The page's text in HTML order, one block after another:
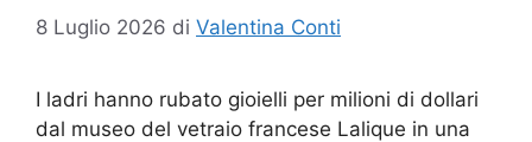
8 Luglio 2026 di Valentina Conti
I ladri hanno rubato gioielli per milioni di dollari
dal museo del vetraio francese Lalique in una